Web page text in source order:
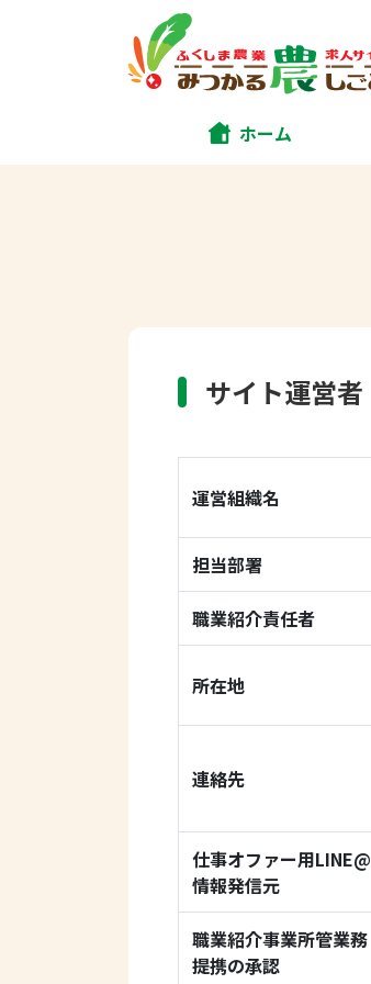
ホーム
サイト運営者
運営組織名
担当部署
職業紹介責任者
所在地
連絡先
仕事オファー用LINE@
情報発信元
職業紹介事業所管業務
提携の承認